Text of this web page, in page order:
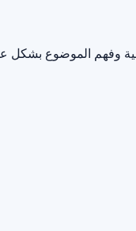
وفهم الموضوع